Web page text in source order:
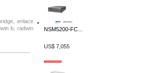
NSM5200-FC...
US$ 7,055